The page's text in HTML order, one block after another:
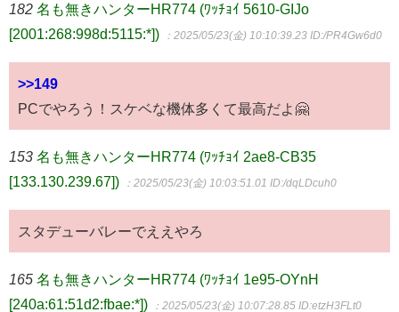
182 名も無きハンターHR774 (ﾜｯﾁｮｲ 5610-GIJo
[2001:268:998d:5115:*])
：2025/05/23(金) 10:10:39.23 ID:/PR4Gw6d0
>>149
PCでやろう！スケベな機体多くて最高だよ🤗
153 名も無きハンターHR774 (ﾜｯﾁｮｲ 2ae8-CB35
[133.130.239.67])
：2025/05/23(金) 10:03:51.01 ID:/dqLDcuh0
スタデューバレーでええやろ
165 名も無きハンターHR774 (ﾜｯﾁｮｲ 1e95-OYnH
[240a:61:51d2:fbae:*])
：2025/05/23(金) 10:07:28.85 ID:etzH3FLt0